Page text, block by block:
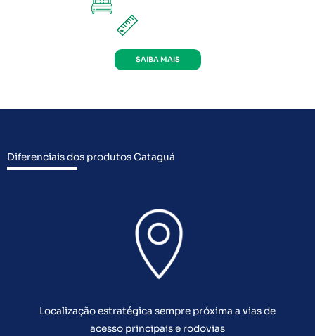
SAIBA MAIS
PRONTO PARA MORAR
Diferenciais dos produtos Cataguá
Localização estratégica sempre próxima a vias de
acesso principais e rodovias